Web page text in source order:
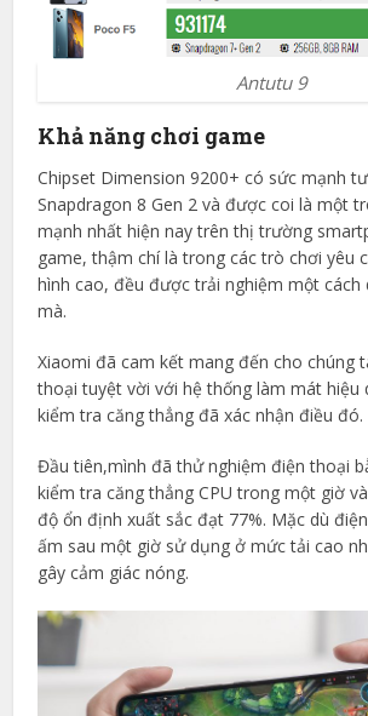
Antutu 9
Khả năng chơi game
Chipset Dimension 9200+ có sức mạnh
Snapdragon 8 Gen 2 và được coi là một
mạnh nhất hiện nay trên thị trường
game, thậm chí là trong các trò chơi yêu
hình cao, đều được trải nghiệm một
mà.
Xiaomi đã cam kết mang đến cho chúng
thoại tuyệt vời với hệ thống làm mát hiệu
kiểm tra căng thẳng đã xác nhận điều đó.
Đầu tiên,mình đã thử nghiệm điện thoại
kiểm tra căng thẳng CPU trong một giờ
độ ổn định xuất sắc đạt 77%. Mặc dù
ấm sau một giờ sử dụng ở mức tải cao
gây cảm giác nóng.